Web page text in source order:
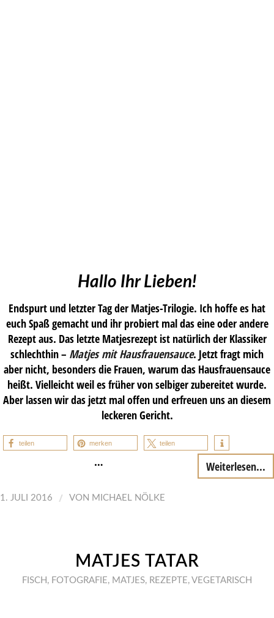
Hallo Ihr Lieben!
Endspurt und letzter Tag der Matjes-Trilogie. Ich hoffe es hat
euch Spaß gemacht und ihr probiert mal das eine oder andere
Rezept aus. Das letzte Matjesrezept ist natürlich der Klassiker
schlechthin – Matjes mit Hausfrauensauce. Jetzt fragt mich
aber nicht, besonders die Frauen, warum das Hausfrauensauce
heißt. Vielleicht weil es früher von selbiger zubereitet wurde.
Aber lassen wir das jetzt mal offen und erfreuen uns an diesem
leckeren Gericht.
teilen merken teilen
… Weiterlesen...
1. JULI 2016 / VON MICHAEL NÖLKE
MATJES TATAR
FISCH , FOTOGRAFIE , MATJES, REZEPTE , VEGETARISCH